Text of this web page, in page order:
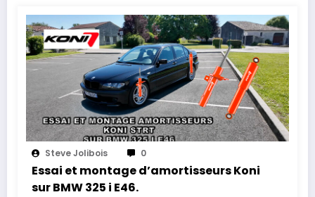
Steve Jolibois 0
Essai et montage d’amortisseurs Koni
sur BMW 325 i E46.